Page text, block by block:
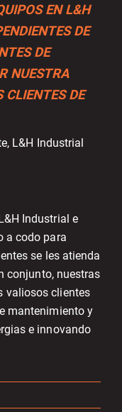
EN L&H
DE
DE
NUESTRA
CLIENTES DE
L&H Industrial
Industrial e
a codo para
se les atienda
conjunto, nuestras
valiosos clientes
mantenimiento y
e innovando